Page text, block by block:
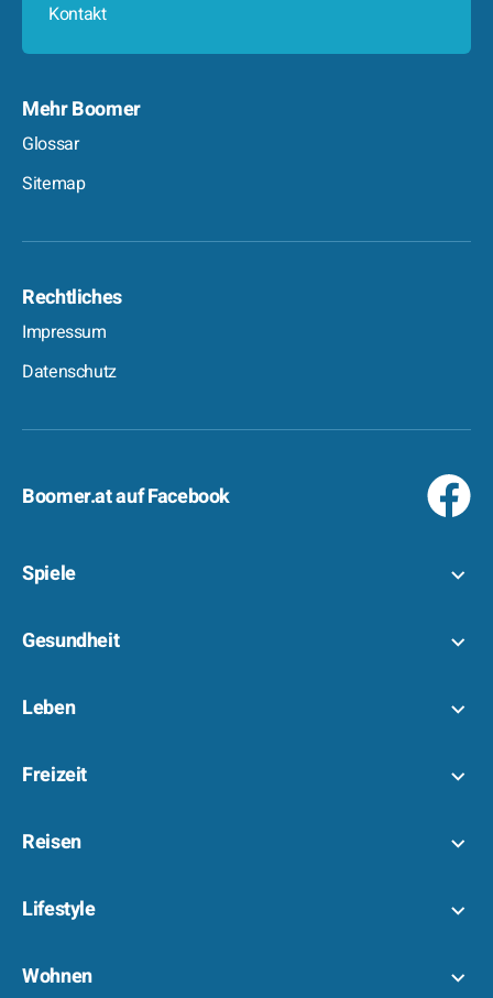
Kontakt
Mehr Boomer
Glossar
Sitemap
Rechtliches
Impressum
Datenschutz
Boomer.at auf Facebook
Spiele
Gesundheit
Leben
Freizeit
Reisen
Lifestyle
Wohnen